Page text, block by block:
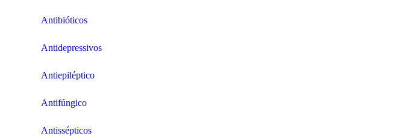
Antibióticos
Antidepressivos
Antiepiléptico
Antifúngico
Antissépticos